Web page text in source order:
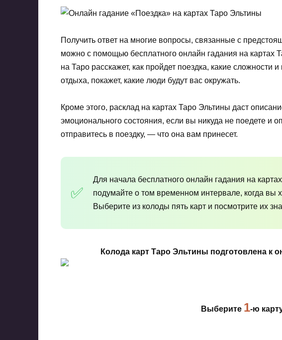
Получить ответ на многие вопросы, связанные с
можно с помощью бесплатного онлайн гадания на картах
на Таро расскажет, как пройдет поездка, какие сложности
отдыха, покажет, какие люди будут вас окружать.
Кроме этого, расклад на картах Таро Эльтины даст
эмоционального состояния, если вы никуда не поедете и
отправитесь в поездку, — что она вам принесет.
Для начала бесплатного онлайн гадания на
подумайте о том временном интервале, когда вы
Выберите из колоды пять карт и посмотрите их
Колода карт Таро Эльтины подготовлена к
Выберите 1-ю